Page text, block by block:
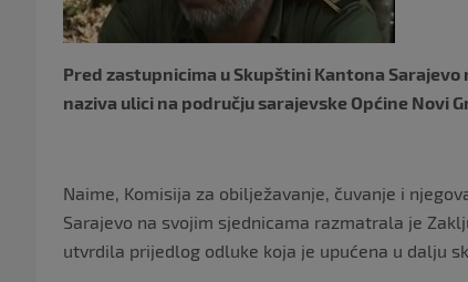
Pred zastupnicima u Skupštini Kantona
naziva ulici na području sarajevske Općine Novi
Naime, Komisija za obilježavanje, čuvanje i
Sarajevo na svojim sjednicama razmatrala je
utvrdila prijedlog odluke koja je upućena u dalju